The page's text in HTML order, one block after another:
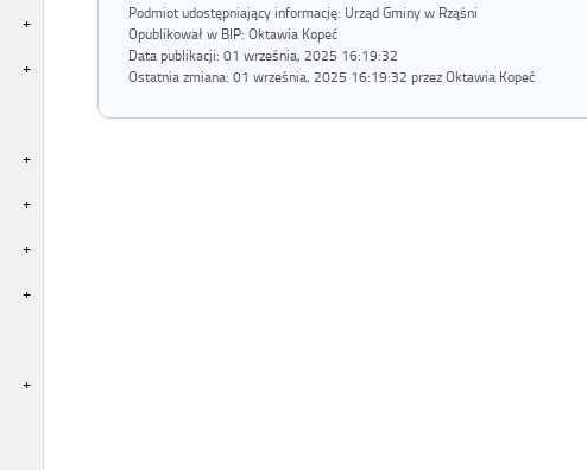
Podmiot udostępniający informację: Urząd Gminy w Rząśni
Opublikował w BIP: Oktawia Kopeć
Data publikacji: 01 września, 2025 16:19:32
Ostatnia zmiana: 01 września, 2025 16:19:32 przez Oktawia Kopeć